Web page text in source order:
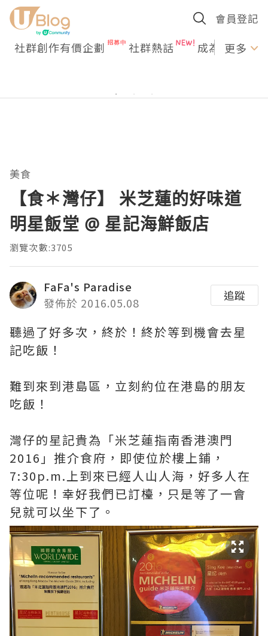
會員登記
社群創作有價企劃 社群熱話 成為U更多
美食
【食＊灣仔】 米芝蓮的好味道
明星飯堂 @ 星記海鮮飯店
瀏覽次數:3705
FaFa's Paradise
發佈於 2016.05.08
追蹤
聽過了好多次，終於！終於等到機會去星
記吃飯！
難到來到港島區，立刻約位在港島的朋友
吃飯！
灣仔的星記貴為「米芝蓮指南香港澳門
2016」推介食府，即使位於樓上鋪，
7:30p.m.上到來已經人山人海，好多人在
等位呢！幸好我們已訂檯，只是等了一會
兒就可以坐下了。